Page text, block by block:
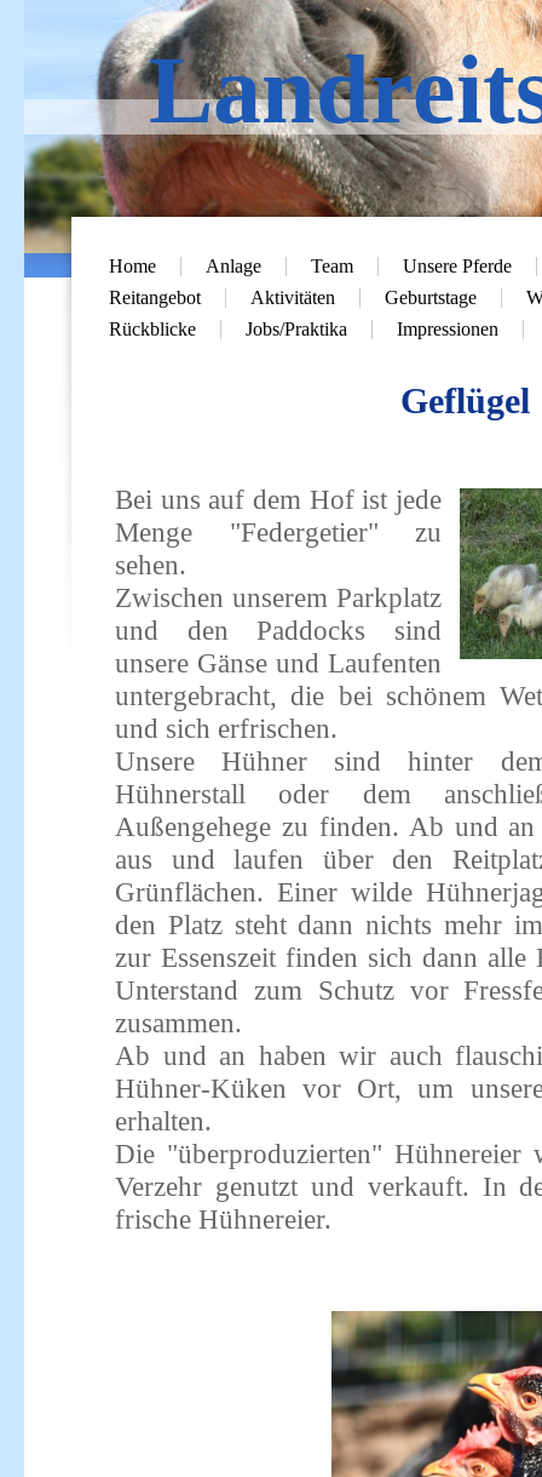
Home Anlage Team
Unsere Pferde
Reitangebot
Aktivitäten Geburtstage
Rückblicke
Jobs/Praktika Impressionen
Geflügel
Bei uns auf dem Hof ist jede
Menge "Federgetier" zu
sehen.
Zwischen unserem Parkplatz
und den Paddocks sind
unsere Gänse und Laufenten
untergebracht, die bei schönem
und sich erfrischen.
Unsere Hühner sind hinter
Hühnerstall oder dem
Außengehege zu finden. Ab und
aus und laufen über den
Grünflächen. Einer wilde
den Platz steht dann nichts mehr
zur Essenszeit finden sich dann
Unterstand zum Schutz vor
zusammen.
Ab und an haben wir auch
Hühner-Küken vor Ort, um
erhalten.
Die "überproduzierten" Hühnereier
Verzehr genutzt und verkauft. In
frische Hühnereier.